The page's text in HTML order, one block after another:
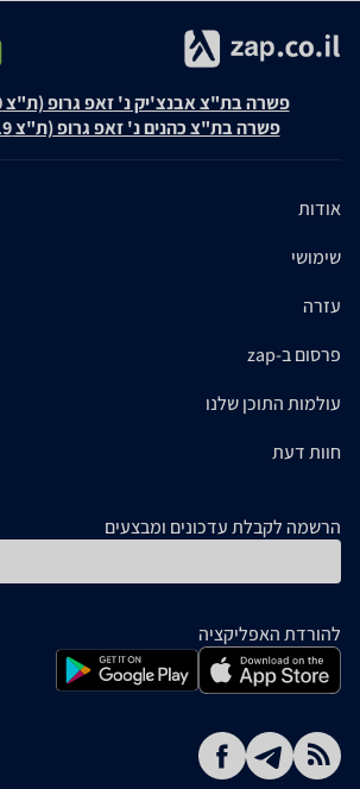
פשרה בת"צ אבנצ'יק נ' זאפ גרופ (ת"צ 23008-08-20)
פשרה בת"צ כהנים נ' זאפ גרופ (ת"צ 60371-12-19)
אודות
שימושי
עזרה
פרסום ב-zap
עולמות התוכן שלנו
חוות דעת
הרשמה לקבלת עדכונים ומבצעים
להורדת האפליקציה